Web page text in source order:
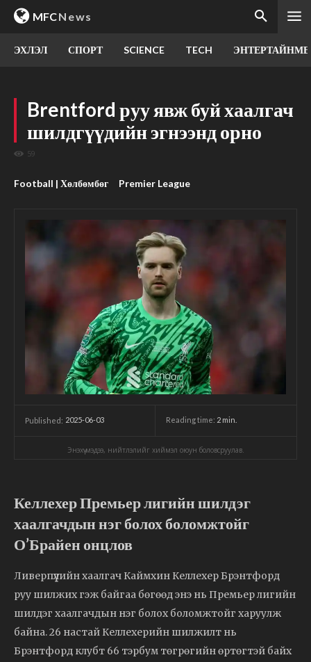
MFCNews
ЭХЛЭЛ СПОРТ SCIENCE TECH
Brentford руу явж буй хаалгач
шилдгүүдийн эгнээнд орно
59
Football | Хөлбөмбөг Premier League
Published: 2025-06-03 Reading time: 2 min.
Энэхүү мэдээ, нийтлэлийг хиймэл оюун боловсруулав.
Келлехер Премьер лигийн шилдэг
хаалгачдын нэг болох боломжтойг
О’Брайен онцлов
Ливерпүүлийн хаалгач Каймхин Келлехер Брэнтфорд
руу шилжих гэж байгаа бөгөөд энэ нь Премьер лигийн
шилдэг хаалгачдын нэг болох боломжтойг харуулж
байна. 26 настай Келлехерийн шилжилт нь
Брэнтфорд клубт 66 тэрбум төгрөгийн өртөгтэй байх